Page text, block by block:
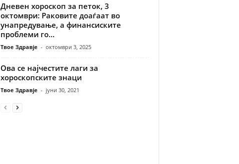
Дневен хороскоп за петок, 3
октомври: Раковите доаѓаат во
унапредување, а финансиските
проблеми го...
Твое Здравје - октомври 3, 2025
Ова се најчестите лаги за
хороскопските знаци
Твое Здравје - јуни 30, 2021